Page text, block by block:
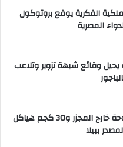
الفكرية يوقع بروتوكول
المصرية
وقائع شبهة تزوير وتلاعب
ضبط دواجن مذبوحة خارج المجزر و30 كجم هياكل
ببيلا